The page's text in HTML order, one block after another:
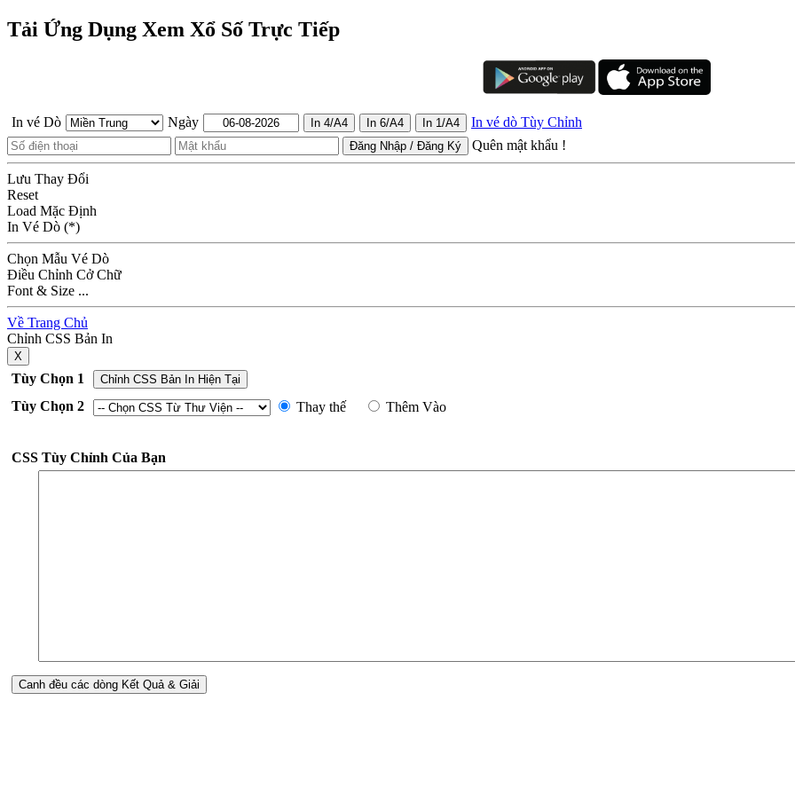
Tải Ứng Dụng Xem Xổ Số Trực Tiếp
In vé Dò Ngày
In vé dò Tùy Chỉnh
Quên mật khẩu !
Lưu Thay Đổi
Reset
Load Mặc Định
In Vé Dò (*)
Chọn Mẫu Vé Dò
Điều Chỉnh Cở Chữ
Font & Size ...
Về Trang Chủ
Chỉnh CSS Bản In
X
Tùy Chọn 1
Tùy Chọn 2
Thay thế Thêm Vào
CSS Tùy Chỉnh Của Bạn
Canh đều các dòng Kết Quả & Giải